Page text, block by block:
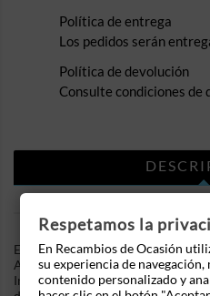
Política de entrega
Los pedidos serán
Política de devolución
Consulte condiciones de
DETALLES
En Recambios de Ocasion
A/A Citroen Xantia (X1) (1993-
Interna: 03221849457928 - Ref:
Respetamos la
En Recambios de Ocasión
su experiencia de
contenido personalizado y